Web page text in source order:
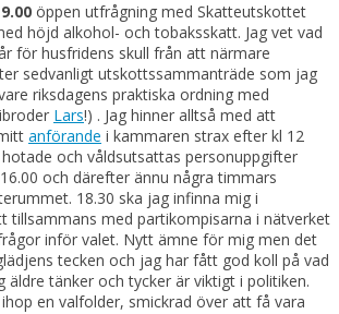
öppen utfrågning med Skatteutskottet
höjd alkohol- och tobaksskatt. Jag vet vad
för husfridens skull från att närmare
sedvanligt utskottssammanträde som jag
riksdagens praktiska ordning med
Lars!) . Jag hinner alltså med att
anförande i kammaren strax efter kl 12
och våldsutsattas personuppgifter
och därefter ännu några timmars
18.30 ska jag infinna mig i
tillsammans med partikompisarna i nätverket
inför valet. Nytt ämne för mig men det
tecken och jag har fått god koll på vad
äldre tänker och tycker är viktigt i politiken.
en valfolder, smickrad över att få vara